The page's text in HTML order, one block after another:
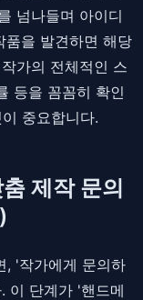
넘나들며 아이디
품을 발견하면 해당
가의 전체적인 스
등을 꼼꼼히 확인
중요합니다.
제작 문의
, '작가에게 문의하
이 단계가 '핸드메